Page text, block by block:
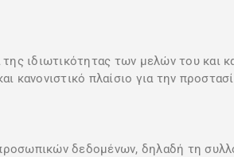
ιδιωτικότητας των μελών του και
κανονιστικό πλαίσιο για την
δεδομένων, δηλαδή τη